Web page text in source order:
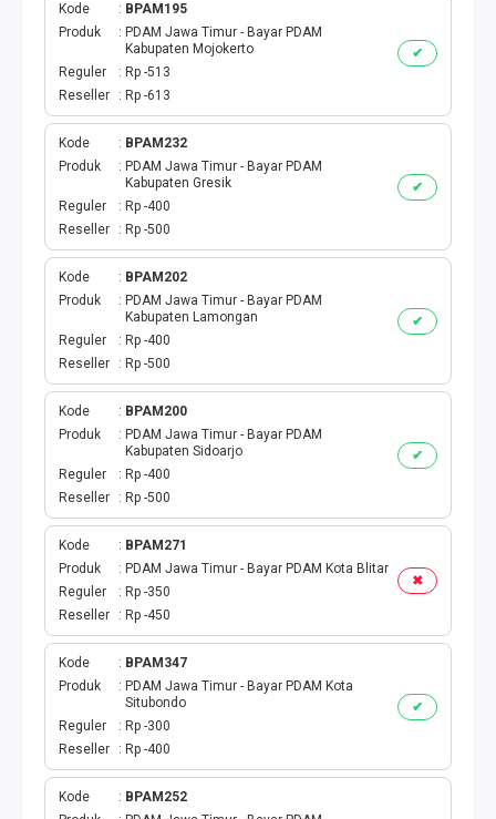
✔
Kode
BPAM195
Produk
PDAM Jawa Timur - Bayar PDAM
Kabupaten Mojokerto
Reguler
Rp -513
Reseller
Rp -613
✔
Kode
BPAM232
Produk
PDAM Jawa Timur - Bayar PDAM
Kabupaten Gresik
Reguler
Rp -400
Reseller
Rp -500
✔
Kode
BPAM202
Produk
PDAM Jawa Timur - Bayar PDAM
Kabupaten Lamongan
Reguler
Rp -400
Reseller
Rp -500
✔
Kode
BPAM200
Produk
PDAM Jawa Timur - Bayar PDAM
Kabupaten Sidoarjo
Reguler
Rp -400
Reseller
Rp -500
✖
Kode
BPAM271
Produk
PDAM Jawa Timur - Bayar PDAM Kota Blitar
Reguler
Rp -350
Reseller
Rp -450
✔
Kode
BPAM347
Produk
PDAM Jawa Timur - Bayar PDAM Kota
Situbondo
Reguler
Rp -300
Reseller
Rp -400
Kode
BPAM252